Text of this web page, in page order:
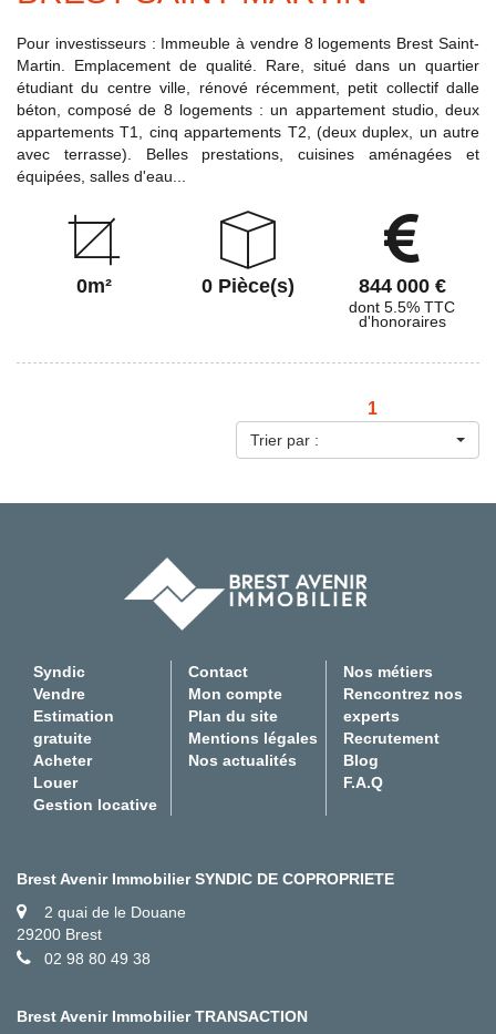
Pour investisseurs : Immeuble à vendre 8 logements Brest Saint-
Martin. Emplacement de qualité. Rare, situé dans un quartier
étudiant du centre ville, rénové récemment, petit collectif dalle
béton, composé de 8 logements : un appartement studio, deux
appartements T1, cinq appartements T2, (deux duplex, un autre
avec terrasse). Belles prestations, cuisines aménagées et
équipées, salles d'eau...
0m² 0 Pièce(s) 844 000 €
dont 5.5% TTC
d'honoraires
1
Trier par :
Syndic
Vendre
Estimation
gratuite
Acheter
Louer
Gestion locative
Contact
Mon compte
Plan du site
Mentions légales
Nos actualités
Nos métiers
Rencontrez nos
experts
Recrutement
Blog
F.A.Q
Brest Avenir Immobilier SYNDIC DE COPROPRIETE
2 quai de le Douane
29200 Brest
02 98 80 49 38
Brest Avenir Immobilier TRANSACTION